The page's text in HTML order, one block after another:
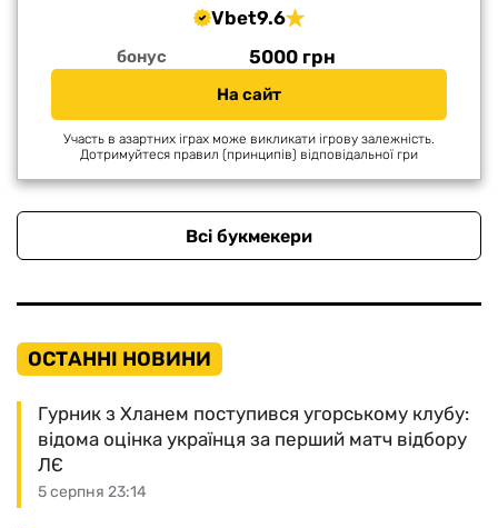
Vbet9.6
бонус 5000 грн
На сайт
Участь в азартних іграх може викликати ігрову залежність.
Дотримуйтеся правил (принципів) відповідальної гри
Всі букмекери
ОСТАННІ НОВИНИ
5 серпня 23:14
Гурник з Хланем поступився угорському клубу:
відома оцінка українця за перший матч відбору
ЛЄ